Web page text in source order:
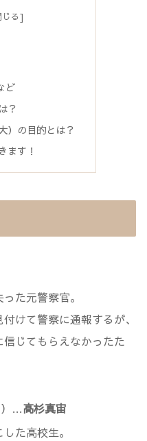
ど
？
）の目的とは？
ます！
た元警察官。
けて警察に通報するが、
じてもらえなかったた
）…高杉真宙
た高校生。